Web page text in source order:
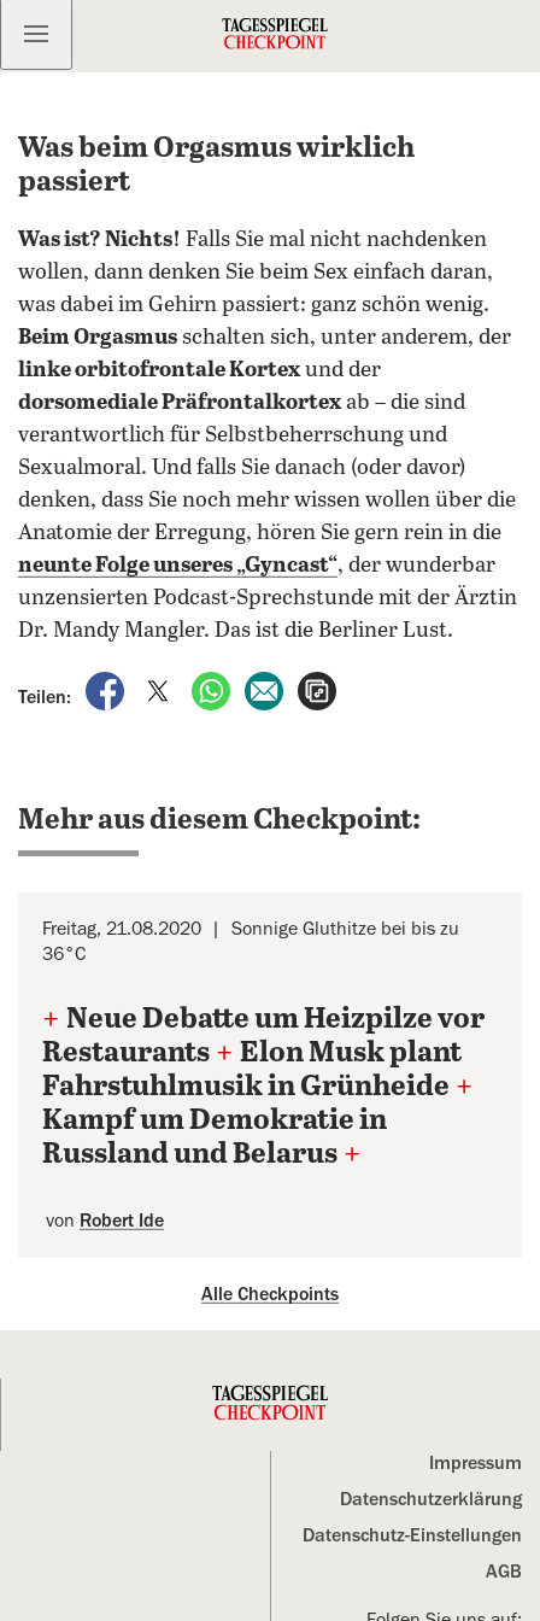
Kostenlos anmelden
Was beim Orgasmus wirklich
passiert
Was ist? Nichts! Falls Sie mal nicht nachdenken
wollen, dann denken Sie beim Sex einfach daran,
was dabei im Gehirn passiert: ganz schön wenig.
Beim Orgasmus schalten sich, unter anderem, der
linke orbitofrontale Kortexund der
dorsomediale Präfrontalkortexab – die sind
verantwortlich für Selbstbeherrschung und
Sexualmoral. Und falls Sie danach (oder davor)
denken, dass Sie noch mehr wissen wollen über die
Anatomie der Erregung, hören Sie gern rein in die
neunte Folge unseres „Gyncast“, der wunderbar
unzensierten Podcast-Sprechstunde mit der Ärztin
Dr. Mandy Mangler. Das ist die Berliner Lust.
Teilen:
auf Facebook teilen
auf X teilenper WhatsApp teilen
per E-Mail teilen
Mehr aus diesem Checkpoint:
Freitag, 21.08.2020
Sonnige Gluthitze bei bis zu
36°C
+ Neue Debatte um Heizpilze vor
Restaurants + Elon Musk plant
Fahrstuhlmusik in Grünheide +
Kampf um Demokratie in
Russland und Belarus +
von Robert Ide
Alle Checkpoints
Impressum
Datenschutz­erklärung
Datenschutz-Einstellungen
AGB